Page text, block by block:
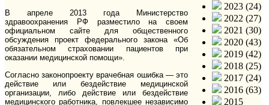
В апреле 2013 года Министерство
здравоохранения РФ разместило на своем
официальном сайте для общественного
обсуждения проект федерального закона «Об
обязательном страховании пациентов при
оказании медицинской помощи».
Согласно законопроекту врачебная ошибка — это
действие или бездействие медицинской
организации, либо действие или бездействие
медицинского работника, повлекшее независимо
2023 (24)
2022 (27)
2021 (30)
2020 (43)
2019 (42)
2018 (25)
2017 (24)
2016 (63)
2015